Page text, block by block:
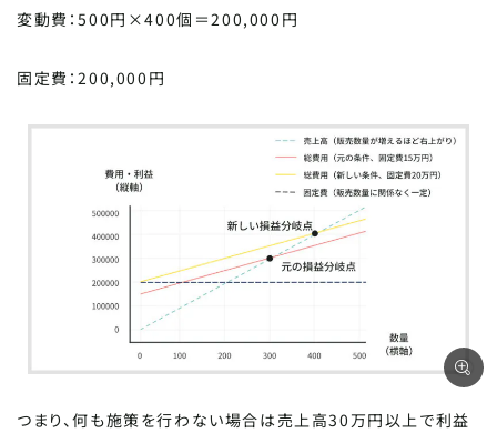
変動費：500円×400個＝200,000円
固定費：200,000円
つまり、何も施策を行わない場合は売上高30万円以上で利益